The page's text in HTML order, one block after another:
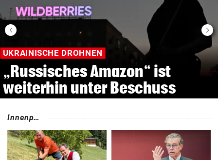
NACH ASSAD-STURZ
Syrer bekommen in Österreich
nun seltener Asyl
Innenpoli